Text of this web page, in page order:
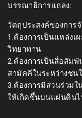
บรรณาธิการแถลง:
วัตถุประสงค์ของการ
1.ต้องการเป็นแหล่งเ
วิทยาทาน
2.ต้องการเป็นสื่อสัมพั
สามัคคีในระหว่างชน
3.ต้องการมีส่วนร่วม
ให้เกิดขึ้นบนแผ่นดินไ